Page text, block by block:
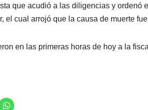
que acudió a las diligencias y ordenó
el cual arrojó que la causa de muerte
en las primeras horas de hoy a la